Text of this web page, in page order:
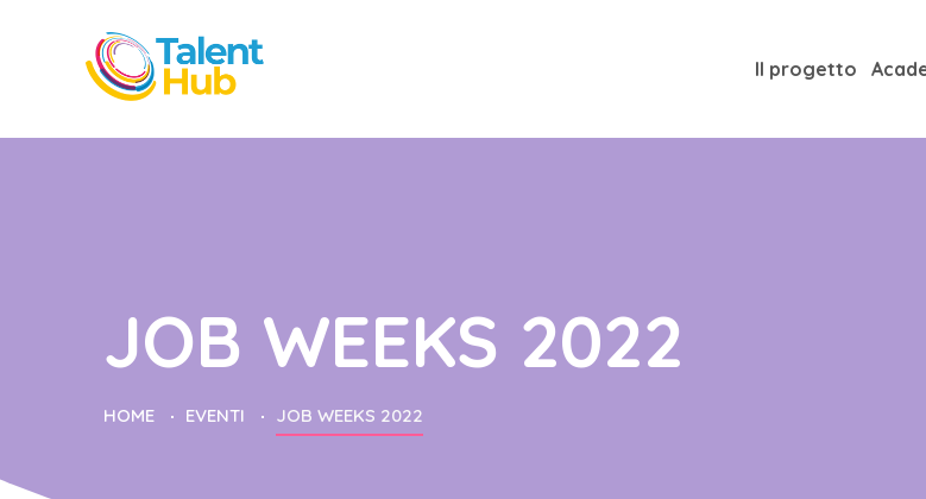
Il progetto
JOB WEEKS 2022
HOME EVENTI JOB WEEKS 2022